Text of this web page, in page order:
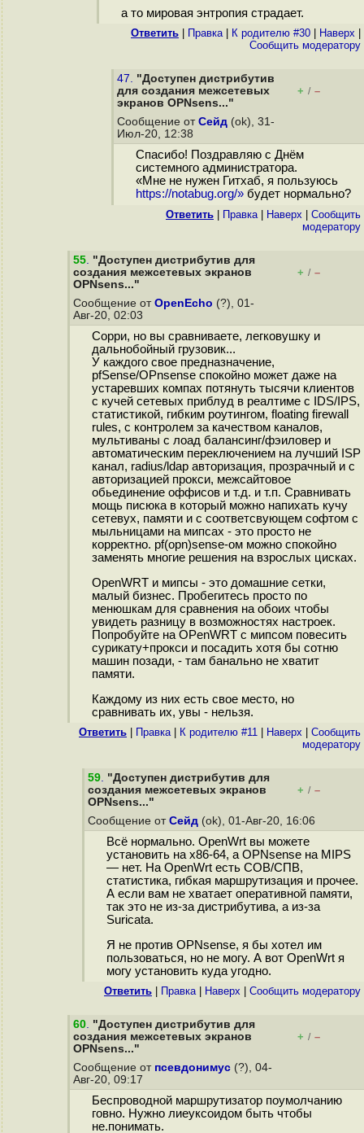
а то мировая энтропия страдает.
Ответить Правка| К родителю #30 Наверх
Cообщить модератору
47. "Доступен дистрибутив
для создания межсетевых
экранов OPNsens..."
+ / –
Сообщение от Сейд (ok), 31-
Июл-20, 12:38
Спасибо! Поздравляю с Днём
системного администратора.
«Мне не нужен Гитхаб, я пользуюсь
https://notabug.org/»будет нормально?
Ответить Правка| Наверх
Cообщить
модератору
55. "Доступен дистрибутив для
создания межсетевых экранов
OPNsens..."
+ / –
Сообщение от OpenEcho (?), 01-
Авг-20, 02:03
Сорри, но вы сравниваете, легковушку и
дальнобойный грузовик...
У каждого свое предназначение,
pfSense/OPnsense спокойно может даже на
устаревших компах потянуть тысячи клиентов
с кучей сетевых приблуд в реалтиме с IDS/IPS,
статистикой, гибким роутингом, floating firewall
rules, с контролем за качеством каналов,
мультиваны с лоад балансинг/фэиловер и
автоматическим переключением на лучший ISP
канал, radius/ldap авторизация, прозрачный и с
авторизацией прокси, межсайтовое
обьединение оффисов и т.д. и т.п. Сравнивать
мощь писюка в который можно напихать кучу
сетевух, памяти и с соответсвующем софтом с
мыльницами на мипсах - это просто не
корректно. pf(opn)sense-oм можно спокойно
заменять многие решения на взрослых цисках.
OpenWRT и мипсы - это домашние сетки,
малый бизнес. Пробегитесь просто по
менюшкам для сравнения на обоих чтобы
увидеть разницу в возможностях настроек.
Попробуйте на OPenWRT с мипсом повесить
сурикату+прокси и посадить хотя бы сотню
машин позади, - там банально не хватит
памяти.
Каждому из них есть свое место, но
сравнивать их, увы - нельзя.
Ответить Правка| К родителю #11 Наверх
Cообщить
модератору
59. "Доступен дистрибутив для
создания межсетевых экранов
OPNsens..."
+ / –
Сообщение от Сейд (ok), 01-Авг-20, 16:06
Всё нормально. OpenWrt вы можете
установить на x86-64, а OPNsense на MIPS
— нет. На OpenWrt есть СОВ/СПВ,
статистика, гибкая маршрутизация и прочее.
А если вам не хватает оперативной памяти,
так это не из-за дистрибутива, а из-за
Suricata.
Я не против OPNsense, я бы хотел им
пользоваться, но не могу. А вот OpenWrt я
могу установить куда угодно.
Ответить Правка| Наверх Cообщить модератору
60. "Доступен дистрибутив для
создания межсетевых экранов
OPNsens..."
+ / –
Сообщение от псевдонимус (?), 04-
Авг-20, 09:17
Беспроводной маршрутизатор поумолчанию
говно. Нужно лиеуксоидом быть чтобы
не.понимать.